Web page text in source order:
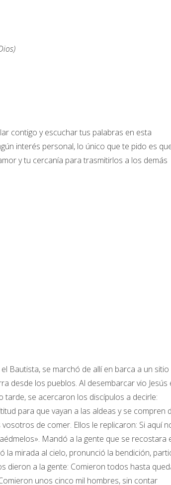
contigo y escuchar tus palabras en esta
interés personal, lo único que te pido es
y tu cercanía para trasmitirlos a los demás
Bautista, se marchó de allí en barca a un sitio
desde los pueblos. Al desembarcar vio Jesús
tarde, se acercaron los discípulos a decirle:
para que vayan a las aldeas y se compren
de comer. Ellos le replicaron: Si aquí
Mandó a la gente que se recostara
la mirada al cielo, pronunció la bendición,
dieron a la gente: Comieron todos hasta
unos cinco mil hombres, sin contar